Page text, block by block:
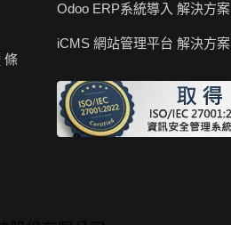
條
Odoo ERP系統導入 解決方案
iCMS 網站管理平台 解決方案